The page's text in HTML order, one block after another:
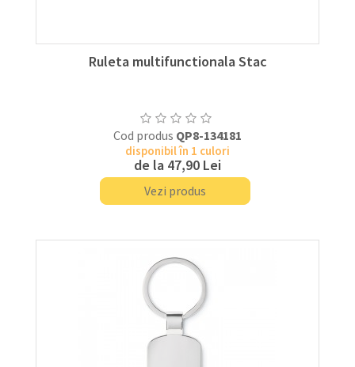
Ruleta multifunctionala Stac
Cod produs QP8-134181
disponibil în 1 culori
de la 47,90 Lei
Vezi produs